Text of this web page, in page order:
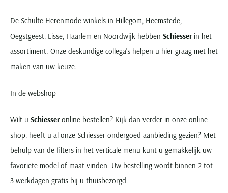
De Schulte Herenmode winkels in Hillegom, Heemstede,
Oegstgeest, Lisse, Haarlem en Noordwijk hebben Schiesserin het
assortiment. Onze deskundige collega's helpen u hier graag met het
maken van uw keuze.
In de webshop
Wilt u Schiesseronline bestellen? Kijk dan verder in onze online
shop, heeft u al onze Schiesser ondergoed aanbieding gezien? Met
behulp van de filters in het verticale menu kunt u gemakkelijk uw
favoriete model of maat vinden. Uw bestelling wordt binnen 2 tot
3 werkdagen gratis bij u thuisbezorgd.